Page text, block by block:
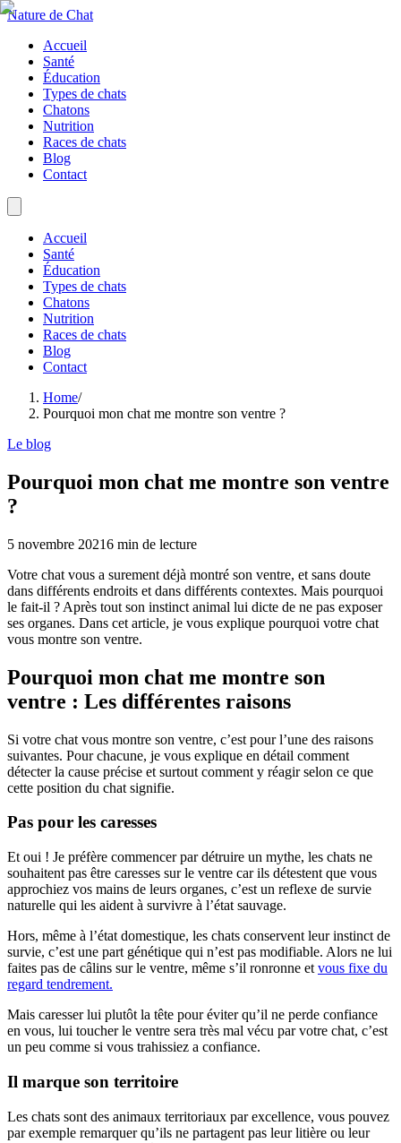
Nature de Chat
Accueil
Santé
Éducation
Types de chats
Chatons
Nutrition
Races de chats
Blog
Contact
Accueil
Santé
Éducation
Types de chats
Chatons
Nutrition
Races de chats
Blog
Contact
Home/
Pourquoi mon chat me montre son ventre ?
Le blog
Pourquoi mon chat me montre son ventre
?
5 novembre 20216 min de lecture
Votre chat vous a surement déjà montré son ventre, et sans doute
dans différents endroits et dans différents contextes. Mais pourquoi
le fait-il ? Après tout son instinct animal lui dicte de ne pas exposer
ses organes. Dans cet article, je vous explique pourquoi votre chat
vous montre son ventre.
Pourquoi mon chat me montre son
ventre : Les différentes raisons
Si votre chat vous montre son ventre, c’est pour l’une des raisons
suivantes. Pour chacune, je vous explique en détail comment
détecter la cause précise et surtout comment y réagir selon ce que
cette position du chat signifie.
Pas pour les caresses
Et oui ! Je préfère commencer par détruire un mythe, les chats ne
souhaitent pas être caresses sur le ventre car ils détestent que vous
approchiez vos mains de leurs organes, c’est un reflexe de survie
naturelle qui les aident à survivre à l’état sauvage.
Hors, même à l’état domestique, les chats conservent leur instinct de
survie, c’est une part génétique qui n’est pas modifiable. Alors ne lui
faites pas de câlins sur le ventre, même s’il ronronne et vous fixe du
regard tendrement.
Mais caresser lui plutôt la tête pour éviter qu’il ne perde confiance
en vous, lui toucher le ventre sera très mal vécu par votre chat, c’est
un peu comme si vous trahissiez a confiance.
Il marque son territoire
Les chats sont des animaux territoriaux par excellence, vous pouvez
par exemple remarquer qu’ils ne partagent pas leur litière ou leur